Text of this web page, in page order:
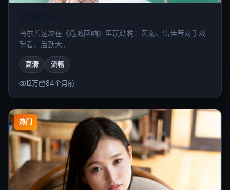
乌尔善这次在《危城回响》里玩结构：黄渤、雷佳音对手戏
耐看，后劲大。
高清 流畅
12万 84个月前
热门